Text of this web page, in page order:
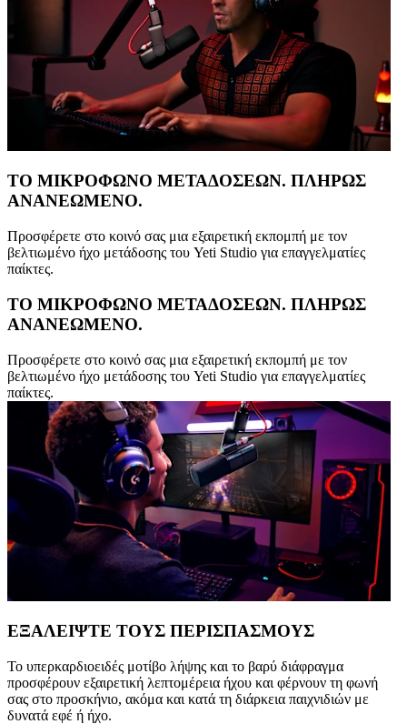
ΤΟ ΜΙΚΡΟΦΩΝΟ ΜΕΤΑΔΟΣΕΩΝ. ΠΛΗΡΩΣ
ΑΝΑΝΕΩΜΕΝΟ.
Προσφέρετε στο κοινό σας μια εξαιρετική εκπομπή με τον
βελτιωμένο ήχο μετάδοσης του Yeti Studio για επαγγελματίες
παίκτες.
ΤΟ ΜΙΚΡΟΦΩΝΟ ΜΕΤΑΔΟΣΕΩΝ. ΠΛΗΡΩΣ
ΑΝΑΝΕΩΜΕΝΟ.
Προσφέρετε στο κοινό σας μια εξαιρετική εκπομπή με τον
βελτιωμένο ήχο μετάδοσης του Yeti Studio για επαγγελματίες
παίκτες.
ΕΞΑΛΕΙΨΤΕ ΤΟΥΣ ΠΕΡΙΣΠΑΣΜΟΥΣ
Το υπερκαρδιοειδές μοτίβο λήψης και το βαρύ διάφραγμα
προσφέρουν εξαιρετική λεπτομέρεια ήχου και φέρνουν τη φωνή
σας στο προσκήνιο, ακόμα και κατά τη διάρκεια παιχνιδιών με
δυνατά εφέ ή ήχο.